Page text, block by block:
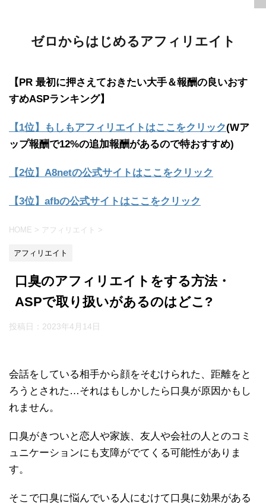
ゼロからはじめるアフィリエイト
【PR 最初に押さえておきたい大手＆報酬の良いおす
すめASPランキング】
【1位】もしもアフィリエイトはここをクリック(Wア
ップ報酬で12%の追加報酬があるので特おすすめ)
【2位】A8netの公式サイトはここをクリック
【3位】afbの公式サイトはここをクリック
HOME > アフィリエイト >
アフィリエイト
口臭のアフィリエイトをする方法・
ASPで取り扱いがあるのはどこ?
投稿日： 2023年4月14日
会話をしている相手から顔をそむけられた、距離をと
ろうとされた…それはもしかしたら口臭が原因かもし
れません。
口臭がきついと恋人や家族、友人や会社の人とのコミ
ュニケーションにも支障がでてくる可能性がありま
す。
そこで口臭に悩んでいる人にむけて口臭に効果がある